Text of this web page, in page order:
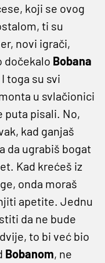
koji se ovog
ti su
novi igrači,
dočekalo Bobana
toga su svi
u svlačionici
puta pisali. No,
kad ganjaš
da ugrabiš bogat
Kad krećeš iz
onda moraš
apetite. Jednu
da ne bude
to bi već bio
Bobanom, ne